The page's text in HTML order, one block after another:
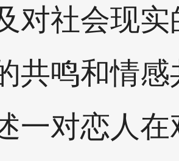
对社会现
共鸣和情感
一对恋人